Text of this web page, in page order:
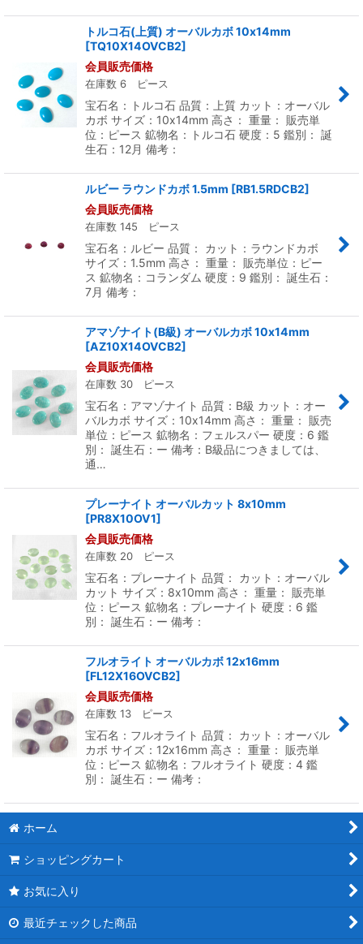
トルコ石(上質) オーバルカボ 10x14mm
[TQ10X14OVCB2]
会員販売価格
在庫数 6 ピース
宝石名：トルコ石 品質：上質 カット：オーバル
カボ サイズ：10x14mm 高さ： 重量： 販売単
位：ピース 鉱物名：トルコ石 硬度：5 鑑別： 誕
生石：12月 備考：
ルビー ラウンドカボ 1.5mm [RB1.5RDCB2]
会員販売価格
在庫数 145 ピース
宝石名：ルビー 品質： カット：ラウンドカボ
サイズ：1.5mm 高さ： 重量： 販売単位：ピー
ス 鉱物名：コランダム 硬度：9 鑑別： 誕生石：
7月 備考：
アマゾナイト(B級) オーバルカボ 10x14mm
[AZ10X14OVCB2]
会員販売価格
在庫数 30 ピース
宝石名：アマゾナイト 品質：B級 カット：オー
バルカボ サイズ：10x14mm 高さ： 重量： 販売
単位：ピース 鉱物名：フェルスパー 硬度：6 鑑
別： 誕生石：ー 備考：B級品につきましては、
通…
プレーナイト オーバルカット 8x10mm
[PR8X10OV1]
会員販売価格
在庫数 20 ピース
宝石名：プレーナイト 品質： カット：オーバル
カット サイズ：8x10mm 高さ： 重量： 販売単
位：ピース 鉱物名：プレーナイト 硬度：6 鑑
別： 誕生石：ー 備考：
フルオライト オーバルカボ 12x16mm
[FL12X16OVCB2]
会員販売価格
在庫数 13 ピース
宝石名：フルオライト 品質： カット：オーバル
カボ サイズ：12x16mm 高さ： 重量： 販売単
位：ピース 鉱物名：フルオライト 硬度：4 鑑
別： 誕生石：ー 備考：
ホーム
ショッピングカート
お気に入り
最近チェックした商品